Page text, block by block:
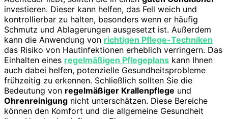
investieren. Dieser kann helfen, das Fell weich und
kontrollierbar zu halten, besonders wenn er häufig
Schmutz und Ablagerungen ausgesetzt ist. Außerdem
kann die Anwendung von richtigen Pflege-Techniken
das Risiko von Hautinfektionen erheblich verringern. Das
Einhalten eines regelmäßigen Pflegeplans kann Ihnen
auch dabei helfen, potenzielle Gesundheitsprobleme
frühzeitig zu erkennen. Schließlich sollten Sie die
Bedeutung von regelmäßiger Krallenpflege und
Ohrenreinigung nicht unterschätzen. Diese Bereiche
können den Komfort und die allgemeine Gesundheit